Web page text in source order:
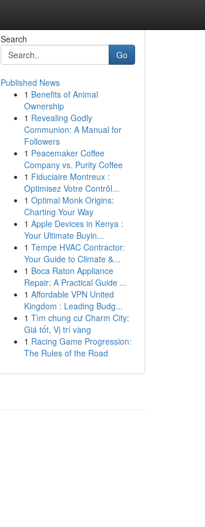
Search
Go
Published News
1 Benefits of Animal
Ownership
1 Revealing Godly
Communion: A Manual for
Followers
1 Peacemaker Coffee
Company vs. Purity Coffee
1 Fiduciaire Montreux :
Optimisez Votre Contrôl...
1 Optimal Monk Origins:
Charting Your Way
1 Apple Devices in Kenya :
Your Ultimate Buyin...
1 Tempe HVAC Contractor:
Your Guide to Climate &...
1 Boca Raton Appliance
Repair: A Practical Guide ...
1 Affordable VPN United
Kingdom : Leading Budg...
1 Tìm chung cư Charm City:
Giá tốt, Vị trí vàng
1 Racing Game Progression:
The Rules of the Road